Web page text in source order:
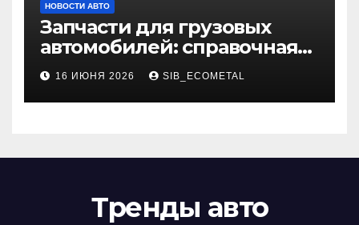
НОВОСТИ АВТО
Запчасти для грузовых
автомобилей: справочная
база по корейским и
японским моделям
16 ИЮНЯ 2026 SIB_ECOMETAL
Тренды авто